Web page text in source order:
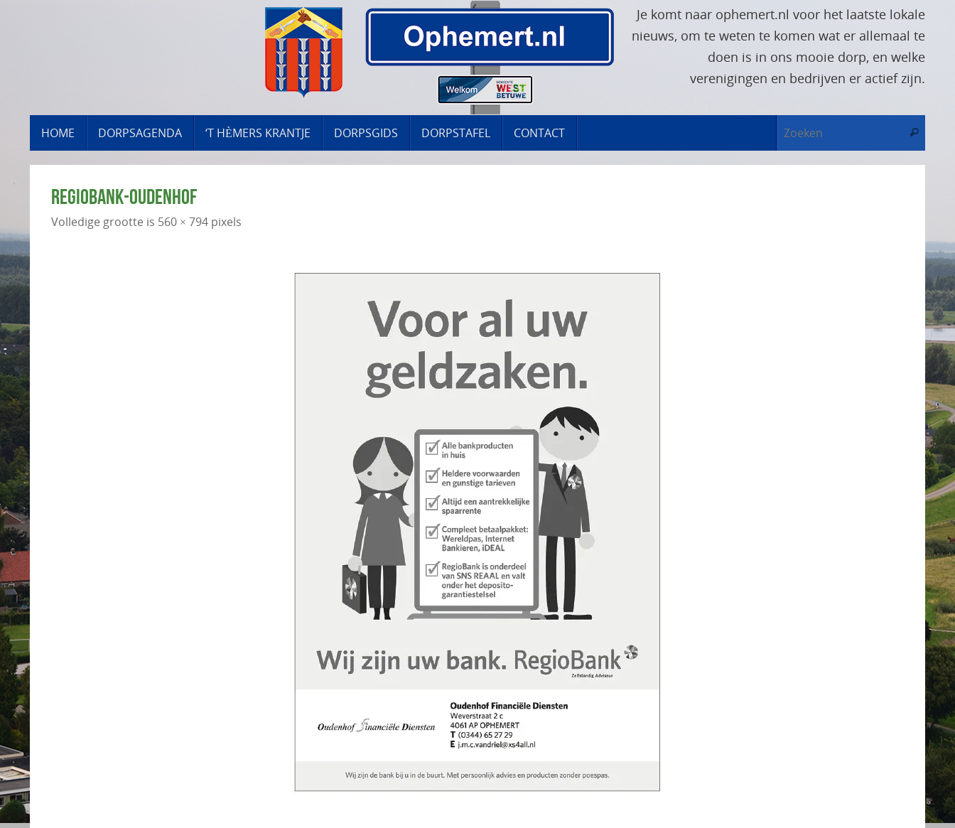
Je komt naar ophemert.nl voor het laatste lokale
nieuws, om te weten te komen wat er allemaal te
doen is in ons mooie dorp, en welke
verenigingen en bedrijven er actief zijn.
NAAR
DE
INHOUD
HOME DORPSAGENDA ‘T HÈMERS KRANTJE DORPSGIDS DORPSTAFEL CONTACT Zoeken
REGIOBANK-OUDENHOF
Volledige grootte is 560 × 794 pixels